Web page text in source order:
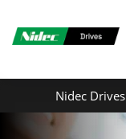
Nidec Drives